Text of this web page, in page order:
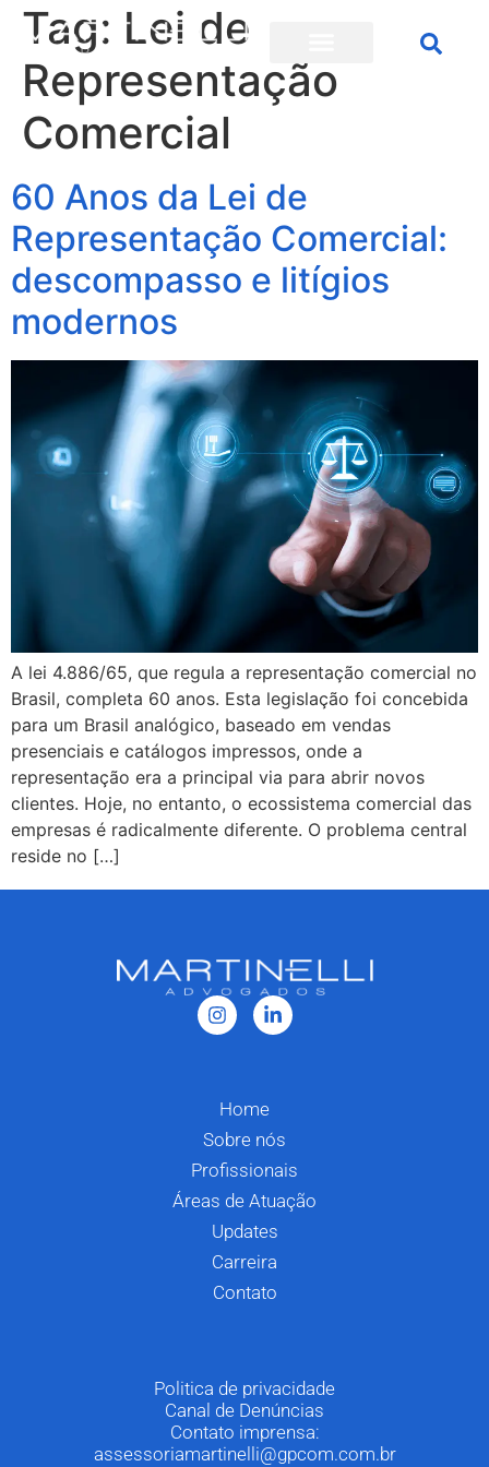
Tag: Lei de
Representação
Comercial
60 Anos da Lei de
Representação Comercial:
descompasso e litígios
modernos
A lei 4.886/65, que regula a representação comercial no
Brasil, completa 60 anos. Esta legislação foi concebida
para um Brasil analógico, baseado em vendas
presenciais e catálogos impressos, onde a
representação era a principal via para abrir novos
clientes. Hoje, no entanto, o ecossistema comercial das
empresas é radicalmente diferente. O problema central
reside no […]
Home
Sobre nós
Profissionais
Áreas de Atuação
Updates
Carreira
Contato
Politica de privacidade
Canal de Denúncias
Contato imprensa:
assessoriamartinelli@gpcom.com.br